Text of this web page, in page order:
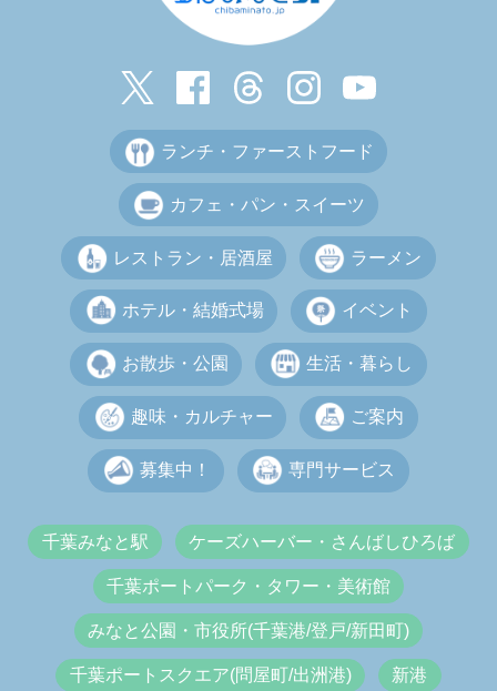
ランチ・ファーストフード
カフェ・パン・スイーツ
レストラン・居酒屋 ラーメン
ホテル・結婚式場 イベント
お散歩・公園 生活・暮らし
趣味・カルチャー ご案内
募集中！ 専門サービス
千葉みなと駅 ケーズハーバー・さんばしひろば
千葉ポートパーク・タワー・美術館
みなと公園・市役所(千葉港/登戸/新田町)
千葉ポートスクエア(問屋町/出洲港) 新港